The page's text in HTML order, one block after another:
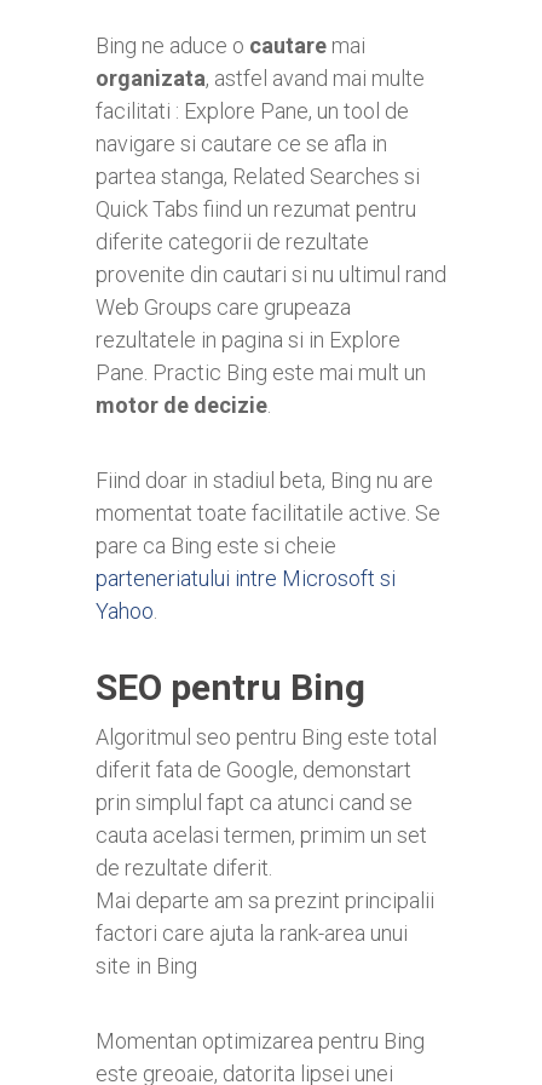
Bing ne aduce o cautare mai
organizata, astfel avand mai multe
facilitati : Explore Pane, un tool de
navigare si cautare ce se afla in
partea stanga, Related Searches si
Quick Tabs fiind un rezumat pentru
diferite categorii de rezultate
provenite din cautari si nu ultimul rand
Web Groups care grupeaza
rezultatele in pagina si in Explore
Pane. Practic Bing este mai mult un
motor de decizie
Fiind doar in stadiul beta, Bing nu are
momentat toate facilitatile active. Se
pare ca Bing este si cheie
parteneriatului intre Microsoft si
Yahoo
SEO pentru Bing
Algoritmul seo pentru Bing este total
diferit fata de Google, demonstart
prin simplul fapt ca atunci cand se
cauta acelasi termen, primim un set
de rezultate diferit.
Mai departe am sa prezint principalii
factori care ajuta la rank-area unui
site in Bing
Momentan optimizarea pentru Bing
este greoaie, datorita lipsei unei